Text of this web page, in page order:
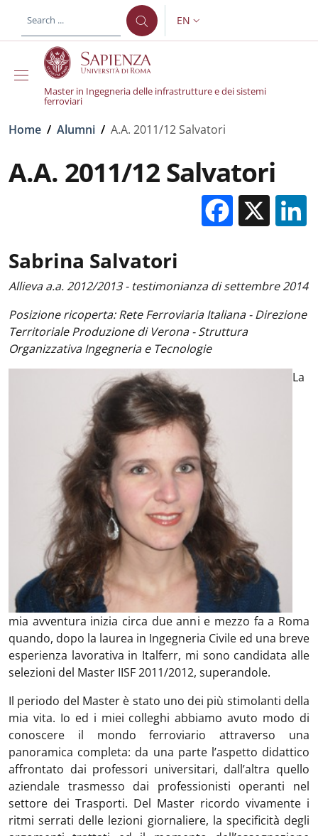
LANGUAGE SWITCHER:
EN
Master in Ingegneria delle infrastrutture e dei sistemi
ferroviari
Breadcrumb
Home / Alumni / A.A. 2011/12 Salvatori
A.A. 2011/12 Salvatori
X
Sabrina Salvatori
Allieva a.a. 2012/2013 - testimonianza di settembre 2014
Posizione ricoperta: Rete Ferroviaria Italiana - Direzione
Territoriale Produzione di Verona - Struttura
Organizzativa Ingegneria e Tecnologie
La
mia avventura inizia circa due anni e mezzo fa a Roma
quando, dopo la laurea in Ingegneria Civile ed una breve
esperienza lavorativa in Italferr, mi sono candidata alle
selezioni del Master IISF 2011/2012, superandole.
Il periodo del Master è stato uno dei più stimolanti della
mia vita. Io ed i miei colleghi abbiamo avuto modo di
conoscere il mondo ferroviario attraverso una
panoramica completa: da una parte l’aspetto didattico
affrontato dai professori universitari, dall’altra quello
aziendale trasmesso dai professionisti operanti nel
settore dei Trasporti. Del Master ricordo vivamente i
ritmi serrati delle lezioni giornaliere, la specificità degli